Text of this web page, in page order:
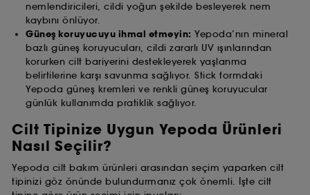
nemlendiricileri, cildi yoğun şekilde besleyerek nem
kaybını önlüyor.
Güneş koruyucuyu ihmal etmeyin: Yepoda’nın mineral
bazlı güneş koruyucuları, cildi zararlı UV ışınlarından
korurken cilt bariyerini destekleyerek yaşlanma
belirtilerine karşı savunma sağlıyor. Stick formdaki
Yepoda güneş kremleri ve renkli güneş koruyucular
günlük kullanımda pratiklik sağlıyor.
Cilt Tipinize Uygun Yepoda Ürünleri
Nasıl Seçilir?
Yepoda cilt bakım ürünleri arasından seçim yaparken cilt
tipinizi göz önünde bulundurmanız çok önemli. İşte cilt